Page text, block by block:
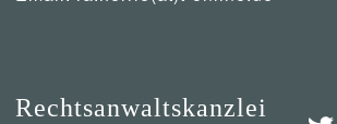
Rechtsanwaltskanzlei